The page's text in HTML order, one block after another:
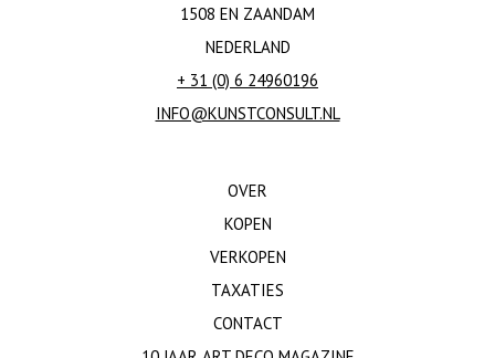
1508 EN ZAANDAM
NEDERLAND
+ 31 (0) 6 24960196
INFO@KUNSTCONSULT.NL
OVER
KOPEN
VERKOPEN
TAXATIES
CONTACT